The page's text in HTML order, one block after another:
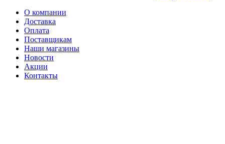
О компании
Доставка
Оплата
Поставщикам
Наши магазины
Новости
Акции
Контакты